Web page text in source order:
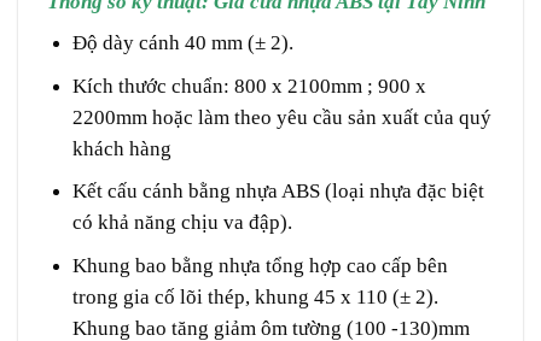
Độ dày cánh 40 mm (± 2).
Kích thước chuẩn: 800 x 2100mm ; 900 x
2200mm hoặc làm theo yêu cầu sản xuất của quý
khách hàng
Kết cấu cánh bằng nhựa ABS (loại nhựa đặc biệt
có khả năng chịu va đập).
Khung bao bằng nhựa tổng hợp cao cấp bên
trong gia cố lõi thép, khung 45 x 110 (± 2).
Khung bao tăng giảm ôm tường (100 -130)mm